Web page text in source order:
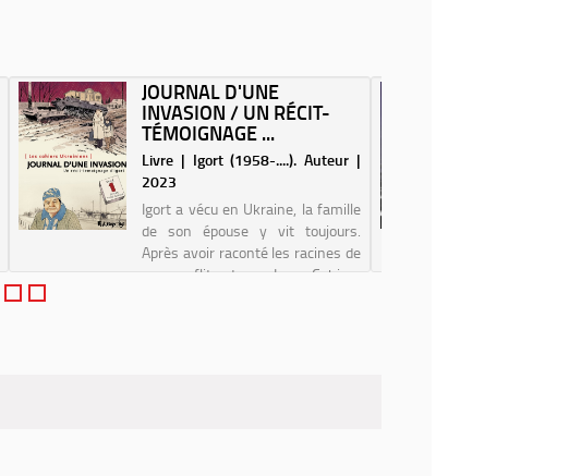
JOURNAL D'UNE
INVASION / UN RÉCIT-
TÉMOIGNAGE ...
Livre | Igort (1958-....). Auteur |
2023
Igort a vécu en Ukraine, la famille
de son épouse y vit toujours.
Après avoir raconté les racines de
ce conflit dans Les Cahiers